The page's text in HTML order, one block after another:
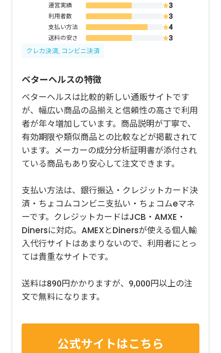
運営実績
利用者数
支払い方法
送料の安さ
クレカ決済, コンビニ決済
ベターヘルスの特徴
ベターヘルスは比較的新しい通販サイトです
が、幅広い商品の品揃えと信頼性の高さで利用
者が年々増加しています。商品説明が丁寧で、
有効期限や類似商品との比較などが掲載されて
います。メーカーの成分分析証明書が添付され
ている商品もあり安心して注文できます。
支払い方法は、銀行振込・クレジットカード決
済・ちょコムコンビニ支払い・ちょコムeマネ
ーです。クレジットカードはJCB・AMXE・
Dinersに対応。AMEXとDinersが使える個人輸
入代行サイトはあまりないので、利用者にとっ
ては貴重なサイトです。
送料は890円かかりますが、9,000円以上の注
文で無料になります。
公式サイトはこちら